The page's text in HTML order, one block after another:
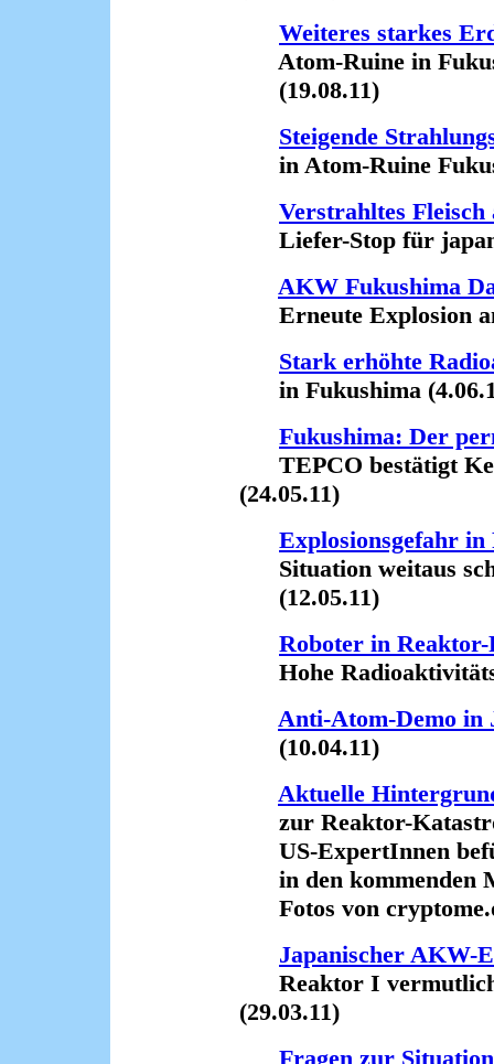
Weiteres starkes
Atom-Ruine in
(19.08.11)
Steigende
in Atom-Ruine
Verstrahltes Fleisch
Liefer-Stop für
AKW Fukushima
Erneute Explosion
Stark erhöhte
in Fukushima
Fukushima: Der
TEPCO bestätigt
(24.05.11)
Explosionsgefahr in
Situation weitaus
(12.05.11)
Roboter in
Hohe
Anti-Atom-Demo in
(10.04.11)
Aktuelle
zur Reaktor-
US-ExpertInnen
in den kommenden
Fotos von
Japanischer AKW-
Reaktor I vermutlich
(29.03.11)
Fragen zur